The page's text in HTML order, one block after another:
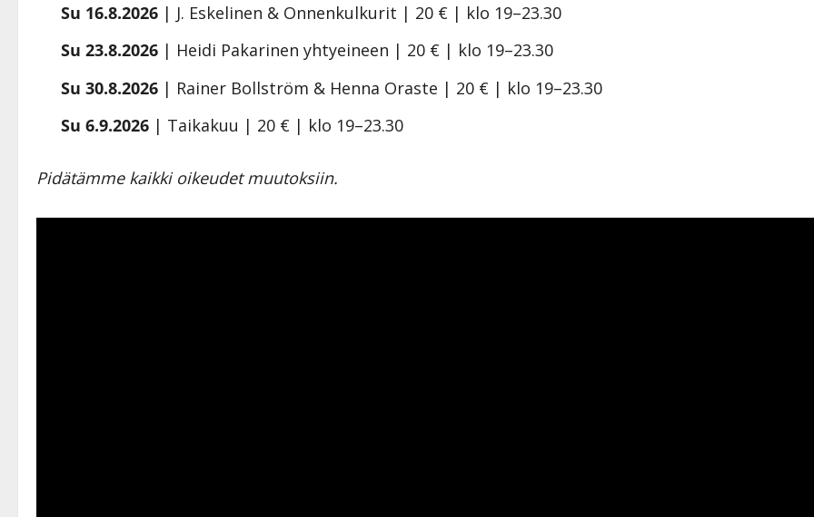
Su 16.8.2026 | J. Eskelinen & Onnenkulkurit | 20 € | klo 19–23.30
Su 23.8.2026 | Heidi Pakarinen yhtyeineen | 20 € | klo 19–23.30
Su 30.8.2026 | Rainer Bollström & Henna Oraste | 20 € | klo 19–23.30
Su 6.9.2026 | Taikakuu | 20 € | klo 19–23.30
Pidätämme kaikki oikeudet muutoksiin.